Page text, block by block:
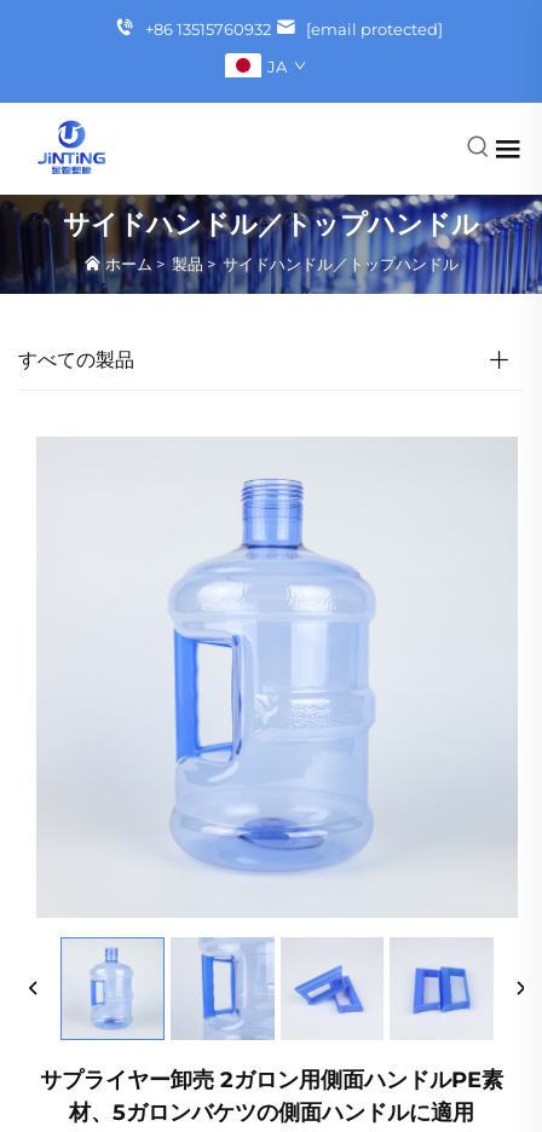
+86 13515760932
[email protected]
JA
サイドハンドル／トップハンドル
ホーム> 製品 > サイドハンドル／トップハンドル
すべての製品
サプライヤー卸売 2ガロン用側面ハンドルPE素
材、5ガロンバケツの側面ハンドルに適用